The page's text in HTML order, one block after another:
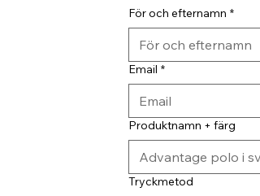
För och efternamn *
Email *
Produktnamn + färg
Tryckmetod